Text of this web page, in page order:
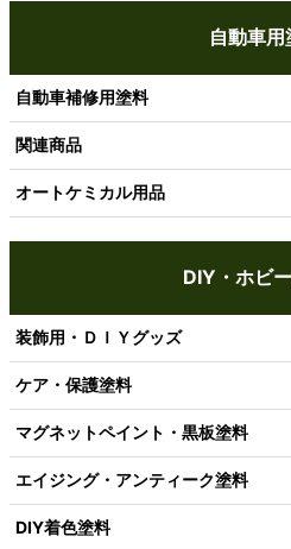
自動車用
自動車補修用塗料
関連商品
オートケミカル用品
DIY・ホビ
装飾用・ＤＩＹグッズ
ケア・保護塗料
マグネットペイント・黒板塗料
エイジング・アンティーク塗料
DIY着色塗料